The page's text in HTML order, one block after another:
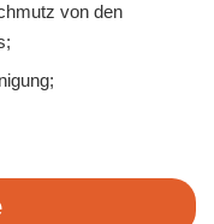
von den